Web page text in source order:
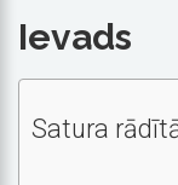
Ievads
Satura